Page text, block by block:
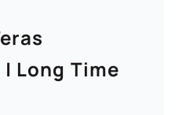
Long Time